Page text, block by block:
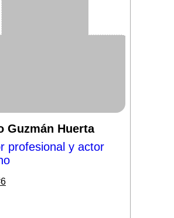
Guzmán Huerta
profesional y actor